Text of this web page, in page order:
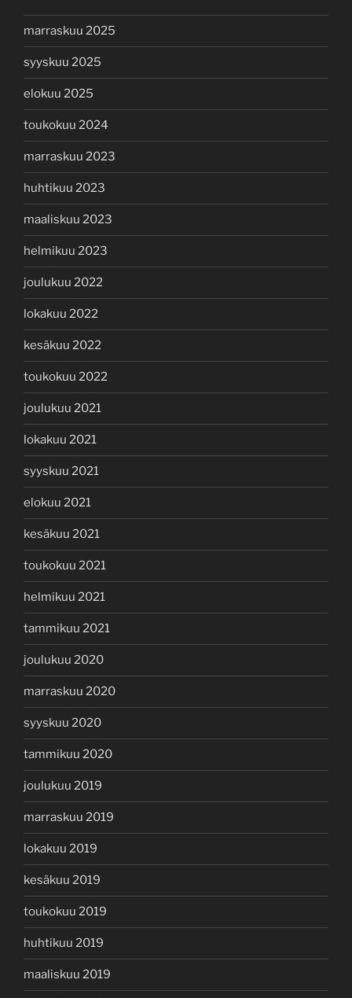
marraskuu 2025
syyskuu 2025
elokuu 2025
toukokuu 2024
marraskuu 2023
huhtikuu 2023
maaliskuu 2023
helmikuu 2023
joulukuu 2022
lokakuu 2022
kesäkuu 2022
toukokuu 2022
joulukuu 2021
lokakuu 2021
syyskuu 2021
elokuu 2021
kesäkuu 2021
toukokuu 2021
helmikuu 2021
tammikuu 2021
joulukuu 2020
marraskuu 2020
syyskuu 2020
tammikuu 2020
joulukuu 2019
marraskuu 2019
lokakuu 2019
kesäkuu 2019
toukokuu 2019
huhtikuu 2019
maaliskuu 2019